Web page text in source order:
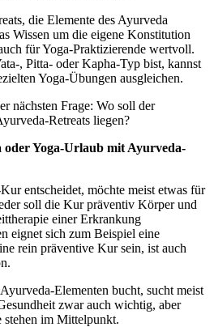
die Elemente des Ayurveda
Wissen um die eigene Konstitution
für Yoga-Praktizierende wertvoll.
, Pitta- oder Kapha-Typ bist, kannst
Yoga-Übungen ausgleichen.
nächsten Frage: Wo soll der
Retreats liegen?
Yoga-Urlaub mit Ayurveda-
entscheidet, möchte meist etwas für
soll die Kur präventiv Körper und
einer Erkrankung
eignet sich zum Beispiel eine
rein präventive Kur sein, ist auch
Elementen bucht, sucht meist
zwar auch wichtig, aber
stehen im Mittelpunkt.